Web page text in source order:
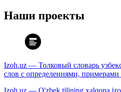
Наши проекты
Izoh.uz — Толковый словарь
слов с определениями, примерами
Izoh.uz — O'zbek tilining xalqona